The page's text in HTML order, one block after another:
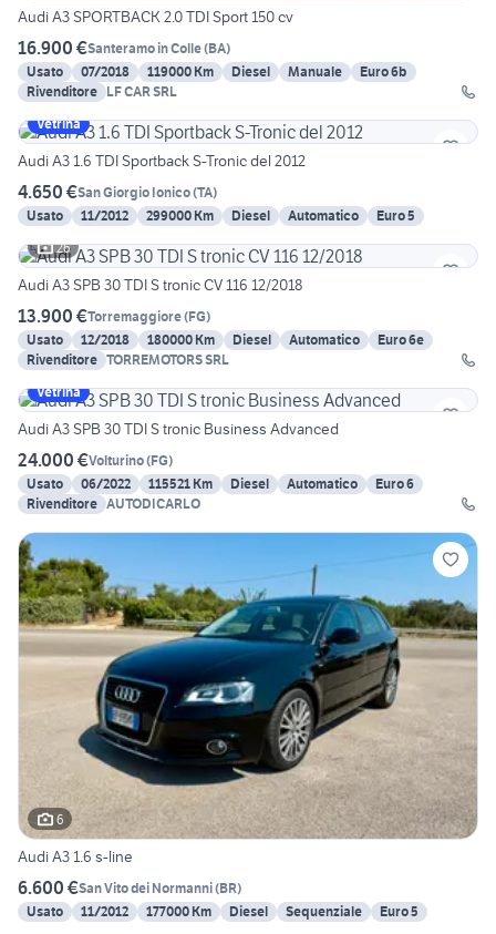
Audi A3 SPORTBACK 2.0 TDI Sport 150 cv
16.900 €Santeramo in Colle(BA)
Usato
07/2018 119000 Km Diesel Manuale
Euro 6b
Rivenditore LF CAR SRL
Vetrina
Audi A3 1.6 TDI Sportback S-Tronic del 2012
4.650 €San Giorgio Ionico(TA)
Usato
11/2012 299000 Km Diesel Automatico
Euro 5
26
Audi A3 SPB 30 TDI S tronic CV 116 12/2018
13.900 €Torremaggiore(FG)
Usato
12/2018 180000 Km Diesel Automatico
Euro 6e
Rivenditore TORREMOTORS SRL
Vetrina
Audi A3 SPB 30 TDI S tronic Business Advanced
24.000 €Volturino(FG)
Usato
06/2022 115521 Km Diesel Automatico
Euro 6
Rivenditore AUTODICARLO
6
Audi A3 1.6 s-line
6.600 €San Vito dei Normanni(BR)
Usato
11/2012 177000 Km Diesel Sequenziale
Euro 5